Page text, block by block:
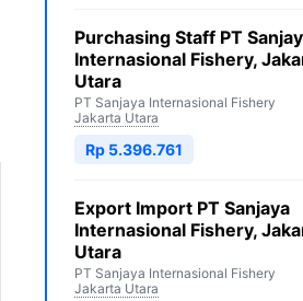
Purchasing Staff PT
Internasional Fishery,
Utara
PT Sanjaya Internasional Fishery
Jakarta Utara
Rp 5.396.761
Export Import PT Sanjaya
Internasional Fishery,
Utara
PT Sanjaya Internasional Fishery
Jakarta Utara